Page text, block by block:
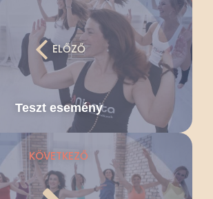
ELŐZŐ
Teszt esemény
KÖVETKEZŐ